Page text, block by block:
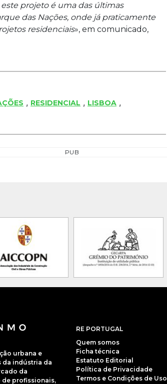
projeto é uma das últimas
das Nações, onde já praticamente
residenciais», em comunicado,
, RESIDENCIAL , LISBOA ,
PUB
urbana e
da indústria da
da
de profissionais,
RE PORTUGAL
Quem somos
Ficha técnica
Estatuto Editorial
Política de Privacidade
Termos e Condições de Uso